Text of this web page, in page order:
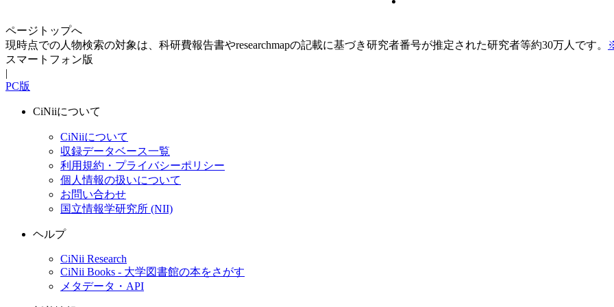
ページトップへ
現時点での人物検索の対象は、科研費報告書やresearchmapの記載に基づき研究者番号が推定された研究者等約30万人です。
スマートフォン版
|
PC版
CiNiiについて
CiNiiについて
収録データベース一覧
利用規約・プライバシーポリシー
個人情報の扱いについて
お問い合わせ
国立情報学研究所 (NII)
ヘルプ
CiNii Research
CiNii Books - 大学図書館の本をさがす
メタデータ・API